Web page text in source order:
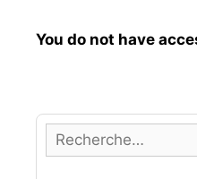
You do not have
e